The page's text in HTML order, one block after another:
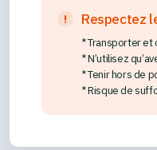
Respectez
* Transporter et
* N’utilisez
* Tenir hors de
* Risque de